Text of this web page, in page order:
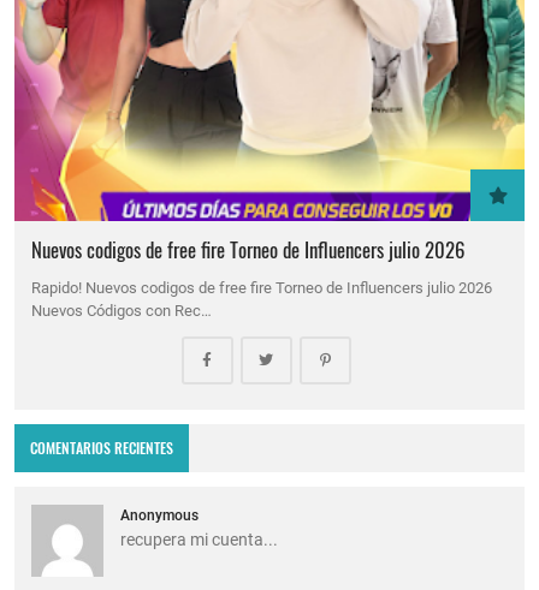
Nuevos codigos de free fire Torneo de Influencers julio 2026
Rapido! Nuevos codigos de free fire Torneo de Influencers julio 2026
Nuevos Códigos con Rec…
COMENTARIOS RECIENTES
Anonymous
recupera mi cuenta...